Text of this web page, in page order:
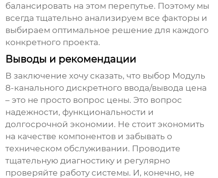
балансировать на этом перепутье. Поэтому мы
всегда тщательно анализируем все факторы и
выбираем оптимальное решение для каждого
конкретного проекта.
Выводы и рекомендации
В заключение хочу сказать, что выбор Модуль
8-канального дискретного ввода/вывода цена
– это не просто вопрос цены. Это вопрос
надежности, функциональности и
долгосрочной экономии. Не стоит экономить
на качестве компонентов и забывать о
техническом обслуживании. Проводите
тщательную диагностику и регулярно
проверяйте работу системы. И, конечно, не